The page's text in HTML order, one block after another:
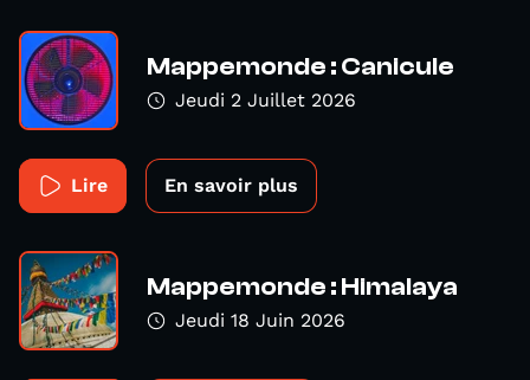
Mappemonde : Canicule
Jeudi 2 Juillet 2026
Lire En savoir plus
Mappemonde : Himalaya
Jeudi 18 Juin 2026